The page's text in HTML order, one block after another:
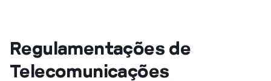
Regulamentações de
Telecomunicações